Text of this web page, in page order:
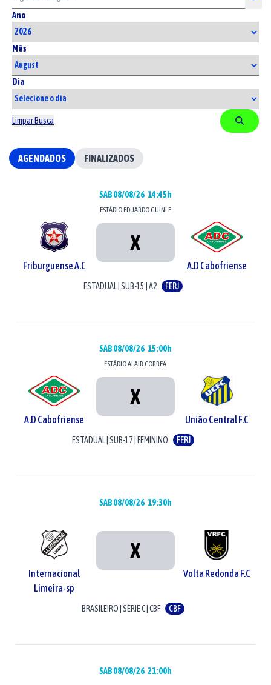
Ano
Mês
Dia
Limpar Busca
AGENDADOS FINALIZADOS
SAB 08/08/26 14:45h
ESTÁDIOEDUARDO GUINLE
Friburguense A.C
X
A.D Cabofriense
ESTADUAL SUB-15 A2 FERJ
SAB 08/08/26 15:00h
ESTÁDIOALAIR CORREA
A.D Cabofriense
X
União Central F.C
ESTADUAL SUB-17 FEMININO FERJ
SAB 08/08/26 19:30h
Internacional
Limeira-sp
X
Volta Redonda F.C
BRASILEIRO SÉRIE C CBF CBF
SAB 08/08/26 21:00h